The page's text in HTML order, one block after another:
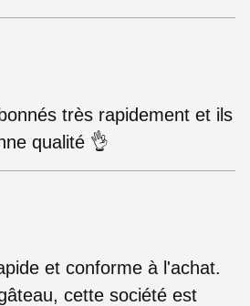
très rapidement et ils
qualité 👌
et conforme à l'achat.
cette société est